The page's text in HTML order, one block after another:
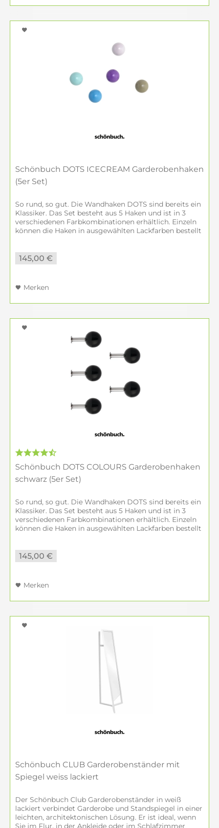
Schönbuch DOTS ICECREAM Garderobenhaken
(5er Set)
So rund, so gut. Die Wandhaken DOTS sind bereits ein
Klassiker. Das Set besteht aus 5 Haken und ist in 3
verschiedenen Farbkombinationen erhältlich. Einzeln
können die Haken in ausgewählten Lackfarben bestellt
145,00 €
Merken
Schönbuch DOTS COLOURS Garderobenhaken
schwarz (5er Set)
So rund, so gut. Die Wandhaken DOTS sind bereits ein
Klassiker. Das Set besteht aus 5 Haken und ist in 3
verschiedenen Farbkombinationen erhältlich. Einzeln
können die Haken in ausgewählten Lackfarben bestellt
145,00 €
Merken
Schönbuch CLUB Garderobenständer mit
Spiegel weiss lackiert
Der Schönbuch Club Garderobenständer in weiß
lackiert verbindet Garderobe und Standspiegel in einer
leichten, architektonischen Lösung. Er ist ideal, wenn
Sie im Flur, in der Ankleide oder im Schlafzimmer